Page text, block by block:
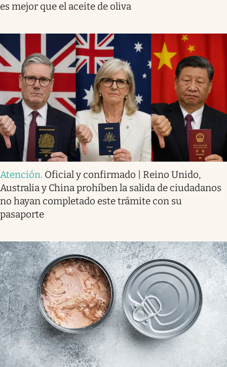
es mejor que el aceite de oliva
Atención. Oficial y confirmado | Reino Unido,
Australia y China prohíben la salida de ciudadanos
no hayan completado este trámite con su
pasaporte